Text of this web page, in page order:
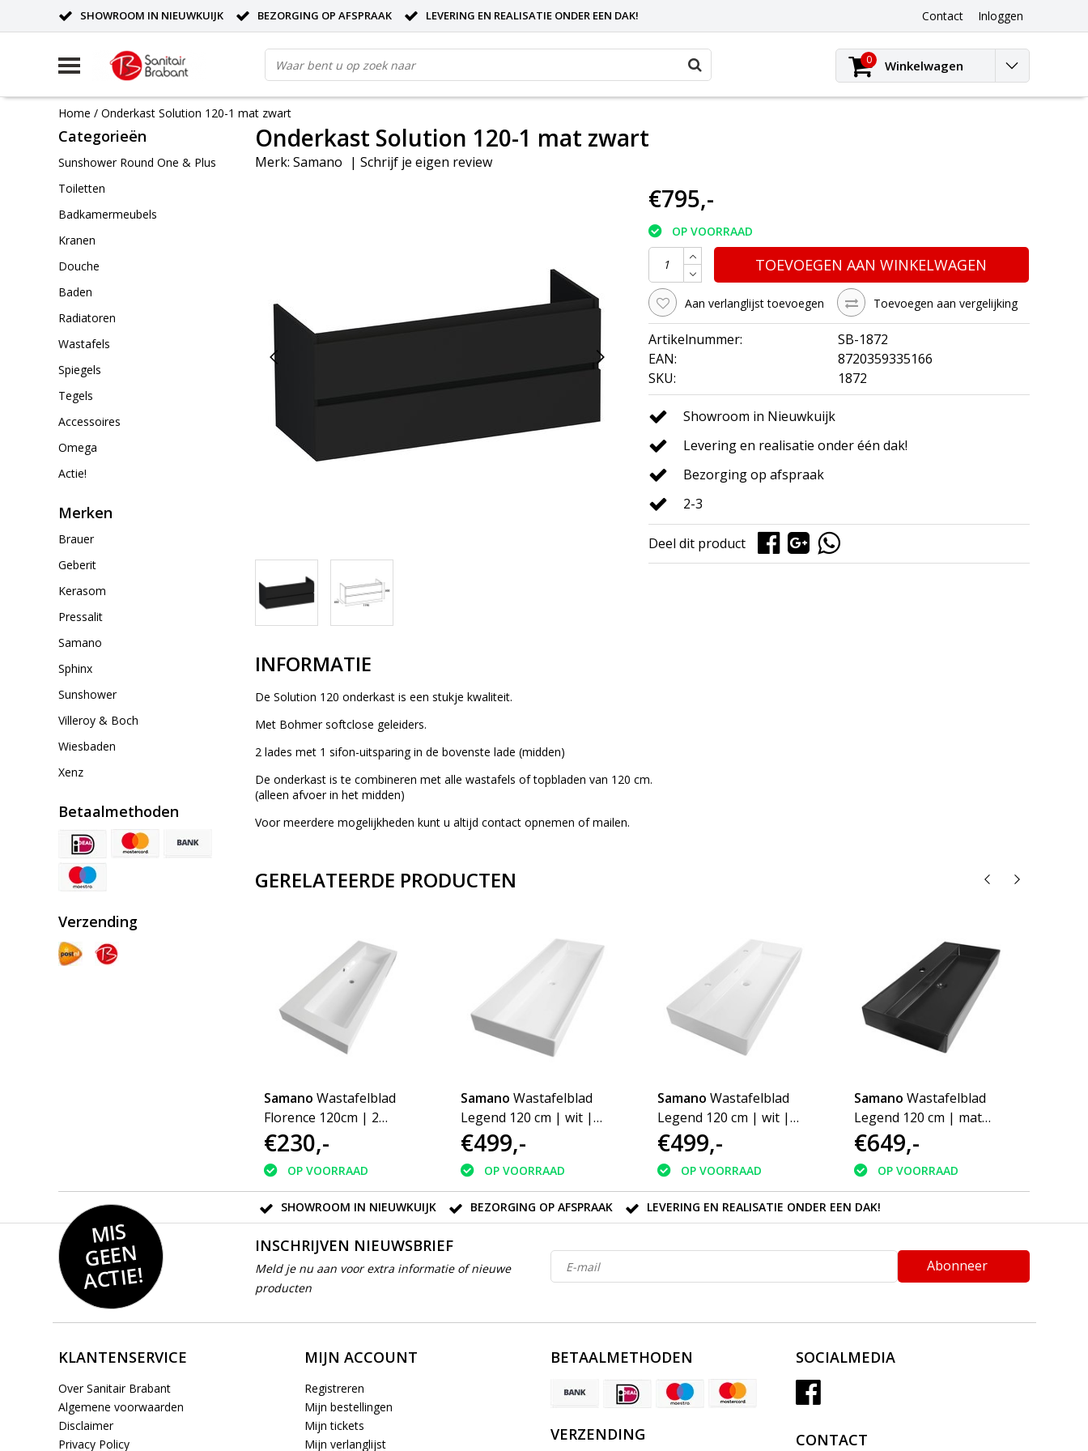
SHOWROOM IN NIEUWKUIJK BEZORGING OP AFSPRAAK LEVERING EN REALISATIE ONDER EEN DAK! Contact Inloggen
0 Winkelwagen
Home / Onderkast Solution 120-1 mat zwart
Categorieën
Sunshower Round One & Plus
Toiletten
Badkamermeubels
Kranen
Douche
Baden
Radiatoren
Wastafels
Spiegels
Tegels
Accessoires
Omega
Actie!
Merken
Brauer
Geberit
Kerasom
Pressalit
Samano
Sphinx
Sunshower
Villeroy & Boch
Wiesbaden
Xenz
Betaalmethoden
Verzending
Onderkast Solution 120-1 mat zwart
Merk: Samano | Schrijf je eigen review
€795,-
OP VOORRAAD
TOEVOEGEN AAN WINKELWAGEN
Aan verlanglijst toevoegen Toevoegen aan vergelijking
Artikelnummer:
SB-1872
EAN:
8720359335166
SKU:
1872
Showroom in Nieuwkuijk
Levering en realisatie onder één dak!
Bezorging op afspraak
2-3
Deel dit product
INFORMATIE
De Solution 120 onderkast is een stukje kwaliteit.
Met Bohmer softclose geleiders.
2 lades met 1 sifon-uitsparing in de bovenste lade (midden)
De onderkast is te combineren met alle wastafels of topbladen van 120 cm.
(alleen afvoer in het midden)
Voor meerdere mogelijkheden kunt u altijd contact opnemen of mailen.
GERELATEERDE PRODUCTEN
Samano Wastafelblad
Florence 120cm | 2
kraangaten
€230,-
OP VOORRAAD
Samano Wastafelblad
Legend 120 cm | wit |
enkele spoelbak | geen
kraangaten
€499,-
OP VOORRAAD
Samano Wastafelblad
Legend 120 cm | wit |
enkele spoelbak | 2
kraangaten
€499,-
OP VOORRAAD
Samano Wastafelblad
Legend 120 cm | mat
zwart | enkele spoelbak
| 1 kraangat
€649,-
OP VOORRAAD
SHOWROOM IN NIEUWKUIJK BEZORGING OP AFSPRAAK LEVERING EN REALISATIE ONDER EEN DAK!
MIS
GEE
N
ACTIE!
INSCHRIJVEN NIEUWSBRIEF
Meld je nu aan voor extra informatie of nieuwe
producten
Abonneer
KLANTENSERVICE
Over Sanitair Brabant
Algemene voorwaarden
Disclaimer
Privacy Policy
MIJN ACCOUNT
Registreren
Mijn bestellingen
Mijn tickets
Mijn verlanglijst
BETAALMETHODEN
VERZENDING
SOCIALMEDIA
CONTACT